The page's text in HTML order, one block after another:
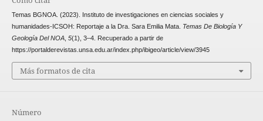
Temas BGNOA. (2023). Instituto de investigaciones en ciencias sociales y
humanidades-ICSOH: Reportaje a la Dra. Sara Emilia Mata. Temas De Biología Y
Geología Del NOA, 5(1), 3–4. Recuperado a partir de
https://portalderevistas.unsa.edu.ar/index.php/ibigeo/article/view/3945
Más formatos de cita
Número